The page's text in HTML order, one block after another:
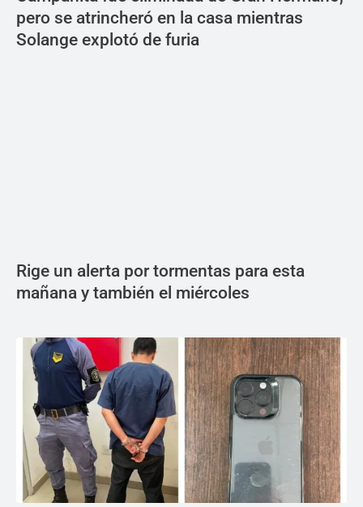
pero se atrincheró en la casa mientras
Solange explotó de furia
Rige un alerta por tormentas para esta
mañana y también el miércoles